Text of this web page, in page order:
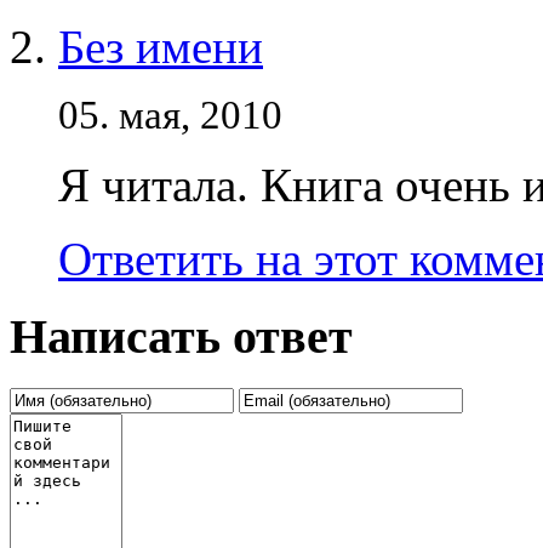
Без имени
05. мая, 2010
Я читала. Книга очень
Ответить на этот
Написать ответ